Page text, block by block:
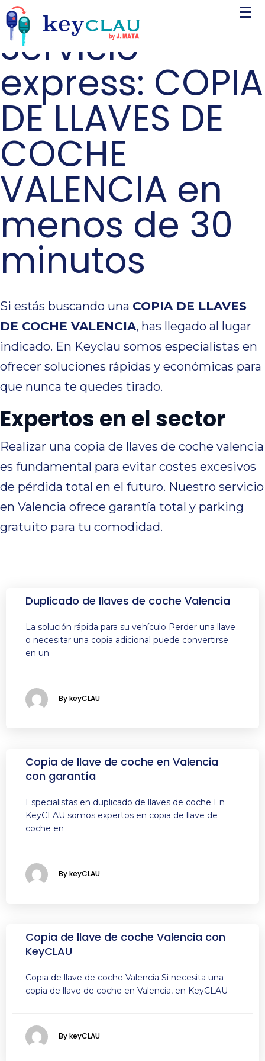
Servicio
express: COPIA
DE LLAVES DE
COCHE
VALENCIA en
menos de 30
minutos
Si estás buscando una COPIA DE LLAVES
DE COCHE VALENCIA, has llegado al lugar
indicado. En Keyclau somos especialistas en
ofrecer soluciones rápidas y económicas para
que nunca te quedes tirado.
Expertos en el sector
Realizar una copia de llaves de coche valencia
es fundamental para evitar costes excesivos
de pérdida total en el futuro. Nuestro servicio
en Valencia ofrece garantía total y parking
gratuito para tu comodidad.
Duplicado de llaves de coche Valencia
La solución rápida para su vehículo Perder una llave
o necesitar una copia adicional puede convertirse
en un
By keyCLAU
Copia de llave de coche en Valencia
con garantía
Especialistas en duplicado de llaves de coche En
KeyCLAU somos expertos en copia de llave de
coche en
By keyCLAU
Copia de llave de coche Valencia con
KeyCLAU
Copia de llave de coche Valencia Si necesita una
copia de llave de coche en Valencia, en KeyCLAU
By keyCLAU